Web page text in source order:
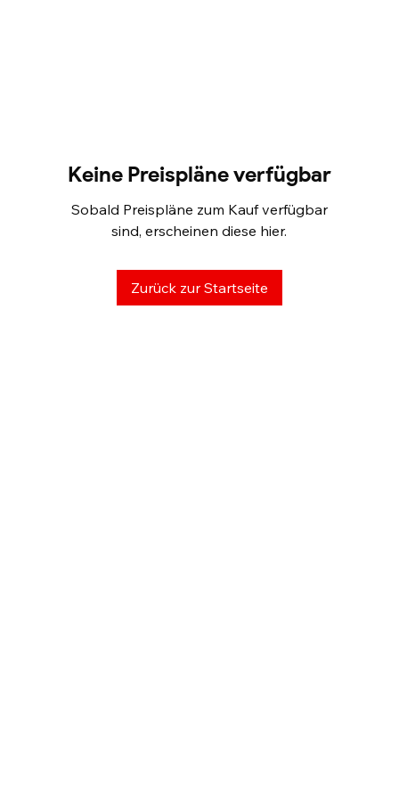
Keine Preispläne verfügbar
Sobald Preispläne zum Kauf verfügbar
sind, erscheinen diese hier.
Zurück zur Startseite